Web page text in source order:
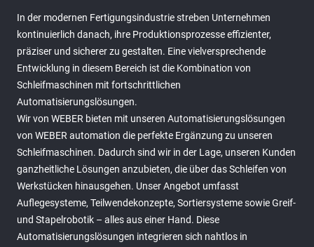
In der modernen Fertigungsindustrie streben Unternehmen
kontinuierlich danach, ihre Produktionsprozesse effizienter,
präziser und sicherer zu gestalten. Eine vielversprechende
Entwicklung in diesem Bereich ist die Kombination von
Schleifmaschinen mit fortschrittlichen
Automatisierungslösungen.
Wir von WEBER bieten mit unseren Automatisierungslösungen
von WEBER automation die perfekte Ergänzung zu unseren
Schleifmaschinen. Dadurch sind wir in der Lage, unseren Kunden
ganzheitliche Lösungen anzubieten, die über das Schleifen von
Werkstücken hinausgehen. Unser Angebot umfasst
Auflegesysteme, Teilwendekonzepte, Sortiersysteme sowie Greif-
und Stapelrobotik – alles aus einer Hand. Diese
Automatisierungslösungen integrieren sich nahtlos in